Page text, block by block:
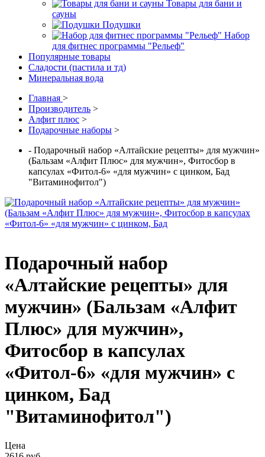
Товары для бани и
сауны
Подушки
Набор
для фитнес программы "Рельеф"
Популярные товары
Сладости (пастила и тд)
Минеральная вода
Главная >
Производитель >
Алфит плюс >
Подарочные наборы >
- Подарочный набор «Алтайские рецепты» для мужчин»
(Бальзам «Алфит Плюс» для мужчин», Фитосбор в
капсулах «Фитол-6» «для мужчин» с цинком, Бад
"Витаминофитол")
Подарочный набор
«Алтайские рецепты» для
мужчин» (Бальзам «Алфит
Плюс» для мужчин»,
Фитосбор в капсулах
«Фитол-6» «для мужчин» с
цинком, Бад
"Витаминофитол")
Цена